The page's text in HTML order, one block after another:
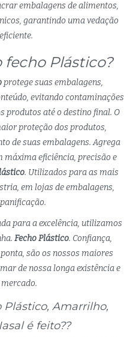
embalagens de alimentos,
garantindo uma vedação
fecho Plástico?
protege suas embalagens,
evitando contaminações
produtos até o destino final. O
proteção dos produtos,
de suas embalagens. Agrega
máxima eficiência, precisão e
. Utilizados para as mais
em lojas de embalagens,
para a excelência, utilizamos
Fecho Plástico. Confiança,
são os nossos maiores
de nossa longa existência e
Plástico, Amarrilho,
é feito??